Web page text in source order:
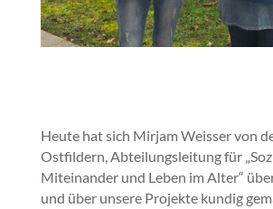
Heute hat sich Mirjam Weisser von
Ostfildern, Abteilungsleitung für
Miteinander und Leben im Alter“
und über unsere Projekte kundig